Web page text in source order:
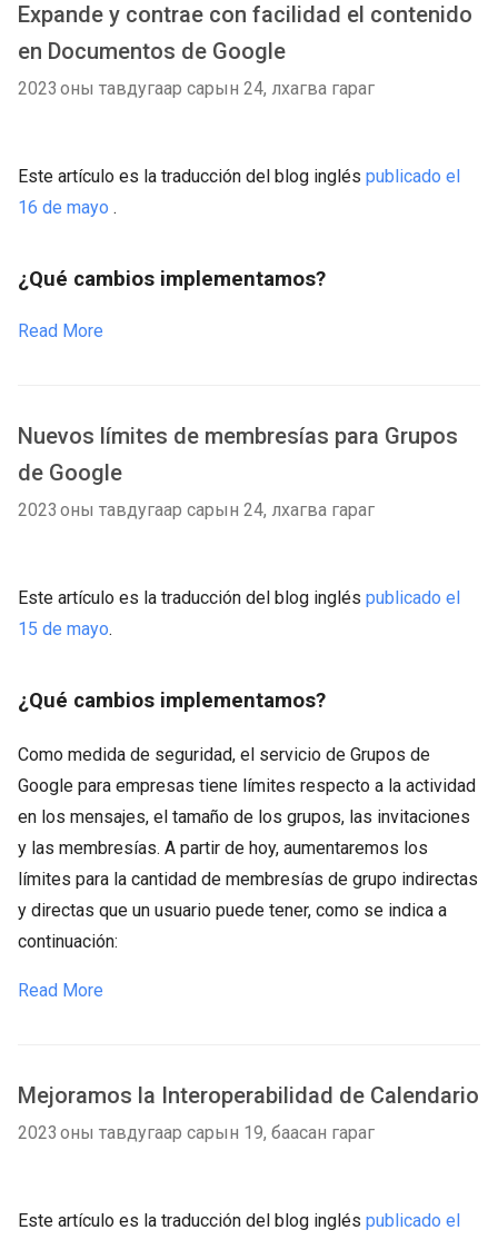
Expande y contrae con facilidad el contenido
en Documentos de Google
2023 оны тавдугаар сарын 24, лхагва гараг
Este artículo es la traducción del blog inglés publicado el
16 de mayo .
¿Qué cambios implementamos?
Read More
Nuevos límites de membresías para Grupos
de Google
2023 оны тавдугаар сарын 24, лхагва гараг
Este artículo es la traducción del blog inglés publicado el
15 de mayo.
¿Qué cambios implementamos?
Como medida de seguridad, el servicio de Grupos de
Google para empresas tiene límites respecto a la actividad
en los mensajes, el tamaño de los grupos, las invitaciones
y las membresías. A partir de hoy, aumentaremos los
límites para la cantidad de membresías de grupo indirectas
y directas que un usuario puede tener, como se indica a
continuación:
Read More
Mejoramos la Interoperabilidad de Calendario
2023 оны тавдугаар сарын 19, баасан гараг
Este artículo es la traducción del blog inglés publicado el